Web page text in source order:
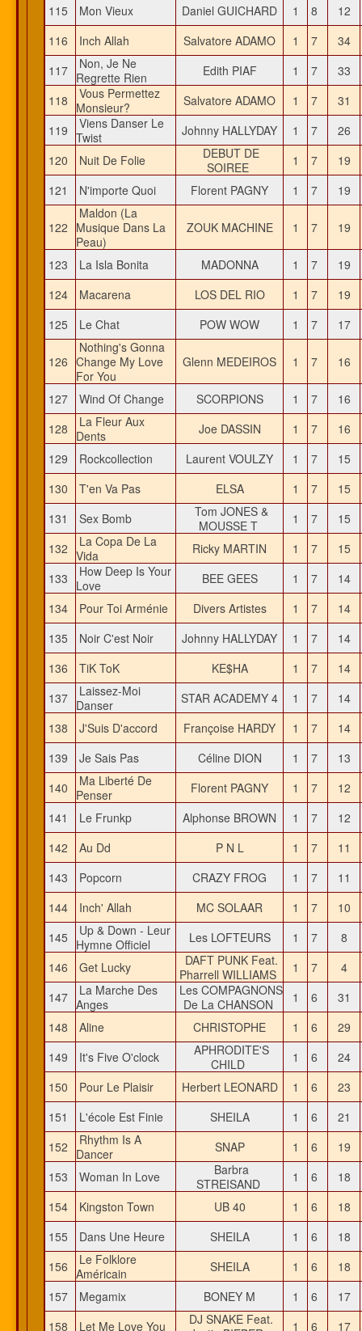
115
Mon Vieux Daniel GUICHARD 1 8
12
116
Inch Allah Salvatore ADAMO 1 7
34
117
Non, Je Ne
Regrette Rien
Edith PIAF 1 7
33
118
Vous Permettez
Monsieur?
Salvatore ADAMO 1 7
31
119
Viens Danser Le
Twist
Johnny HALLYDAY 1 7
26
120
Nuit De Folie
DEBUT DE
SOIREE
1 7
19
121
N'importe Quoi Florent PAGNY 1 7 19
122
Maldon (La
Musique Dans La
Peau)
ZOUK MACHINE 1 7 19
123 La Isla Bonita MADONNA 1 7
19
124
Macarena LOS DEL RIO 1 7
19
125
Le Chat POW WOW 1 7 17
126
Nothing's Gonna
Change My Love
For You
Glenn MEDEIROS 1 7 16
127 Wind Of Change SCORPIONS 1 7
16
128
La Fleur Aux
Dents
Joe DASSIN 1 7
16
129
Rockcollection Laurent VOULZY 1 7
15
130
T'en Va Pas ELSA 1 7
15
131
Sex Bomb
Tom JONES &
MOUSSE T
1 7
15
132
La Copa De La
Vida
Ricky MARTIN 1 7
15
133
How Deep Is Your
Love
BEE GEES 1 7
14
134
Pour Toi Arménie Divers Artistes 1 7
14
135
Noir C'est Noir Johnny HALLYDAY 1 7
14
136
TiK ToK KE$HA 1 7
14
137
Laissez-Moi
Danser
STAR ACADEMY 4 1 7
14
138
J'Suis D'accord Françoise HARDY 1 7
14
139
Je Sais Pas Céline DION 1 7
13
140
Ma Liberté De
Penser
Florent PAGNY 1 7
12
141
Le Frunkp Alphonse BROWN 1 7
12
142
Au Dd P N L 1 7
11
143
Popcorn CRAZY FROG 1 7
11
144
Inch' Allah MC SOLAAR 1 7
10
145
Up & Down - Leur
Hymne Officiel
Les LOFTEURS 1 7
8
146
Get Lucky
DAFT PUNK Feat.
Pharrell WILLIAMS
1 7
4
147
La Marche Des
Anges
Les COMPAGNONS
De La CHANSON
1 6
31
148
Aline CHRISTOPHE 1 6
29
149
It's Five O'clock
APHRODITE'S
CHILD
1 6
24
150
Pour Le Plaisir Herbert LEONARD 1 6
23
151
L'école Est Finie SHEILA 1 6
21
152
Rhythm Is A
Dancer
SNAP 1 6
19
153
Woman In Love
Barbra
STREISAND
1 6
18
154
Kingston Town UB 40 1 6
18
155
Dans Une Heure SHEILA 1 6
18
156
Le Folklore
Américain
SHEILA 1 6
18
157
Megamix BONEY M 1 6
17
158
Let Me Love You
DJ SNAKE Feat.
1 6 17